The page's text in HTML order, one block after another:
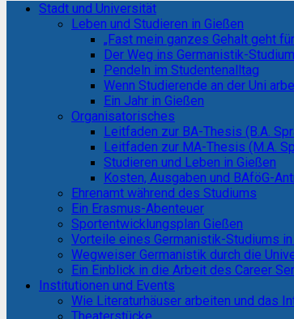
Stadt und Universität
Leben und Studieren in Gießen
„Fast mein ganzes Gehalt geht
Der Weg ins Germanistik-Studium
Pendeln im Studentenalltag
Wenn Studierende an der Uni
Ein Jahr in Gießen
Organisatorisches
Leitfaden zur BA-Thesis (B.A.
Leitfaden zur MA-Thesis (M.A.
Studieren und Leben in Gießen
Kosten, Ausgaben und BAföG-
Ehrenamt während des Studiums
Ein Erasmus-Abenteuer
Sportentwicklungsplan Gießen
Vorteile eines Germanistik-Studiums in
Wegweiser Germanistik durch die
Ein Einblick in die Arbeit des Career
Institutionen und Events
Wie Literaturhäuser arbeiten und das